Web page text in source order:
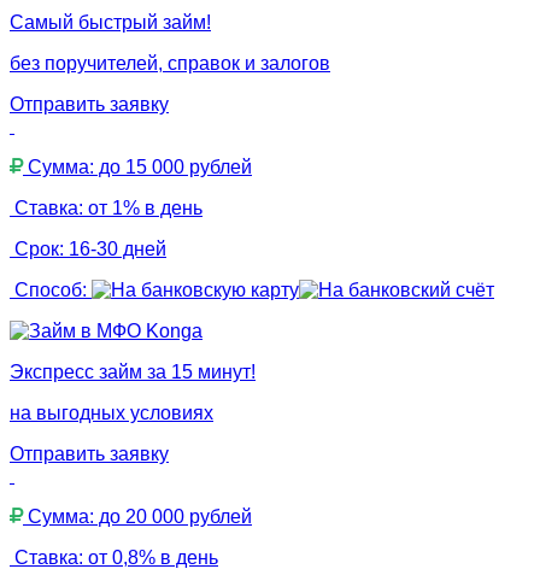
Самый быстрый займ!
без поручителей, справок и залогов
Отправить заявку
Сумма: до 15 000 рублей
Ставка: от 1% в день
Срок: 16-30 дней
Способ:
Экспресс займ за 15 минут!
на выгодных условиях
Отправить заявку
Сумма: до 20 000 рублей
Ставка: от 0,8% в день